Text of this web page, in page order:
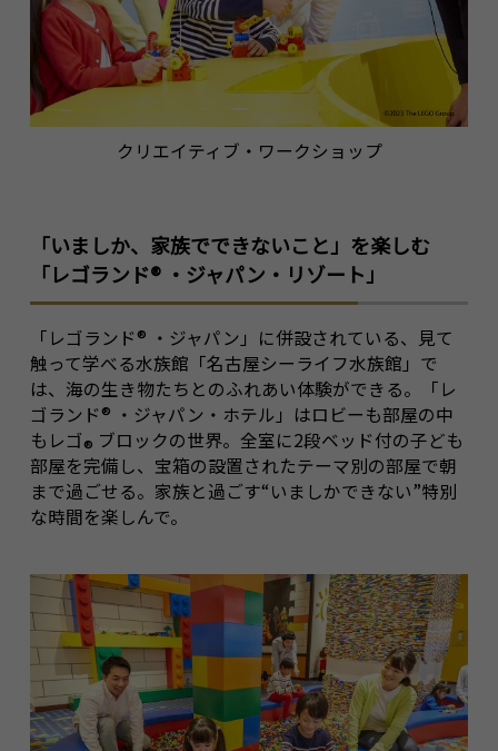
クリエイティブ・ワークショップ
「いましか、家族でできないこと」を楽しむ
「レゴランド® ・ジャパン・リゾート」
「レゴランド® ・ジャパン」に併設されている、見て
触って学べる水族館「名古屋シーライフ水族館」で
は、海の生き物たちとのふれあい体験ができる。「レ
ゴランド® ・ジャパン・ホテル」はロビーも部屋の中
もレゴ® ブロックの世界。全室に2段ベッド付の子ども
部屋を完備し、宝箱の設置されたテーマ別の部屋で朝
まで過ごせる。家族と過ごす“いましかできない”特別
な時間を楽しんで。